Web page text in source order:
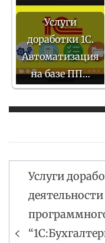
Услуги
доработки 1С.
Автоматизация
на базе ПП…
Навигация
по
записям
Услуги